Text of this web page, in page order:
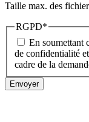
Taille max. des
RGPD*
En soumettant
de confidentialité
cadre de la
Envoyer